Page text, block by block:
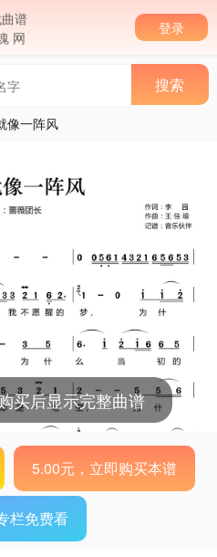
谱
网
登录
像一阵风
买后显示完整曲谱
5.00元，立即购买本谱
栏免费看